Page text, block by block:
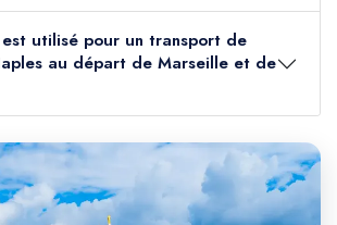
utilisé pour un transport de
au départ de Marseille et de